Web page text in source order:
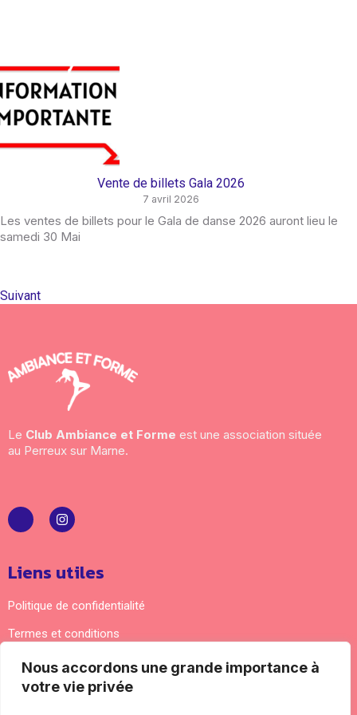
Nous accordons une grande importance à
votre vie privée
Vente de billets Gala 2026
7 avril 2026
Les ventes de billets pour le Gala de danse 2026 auront lieu le
samedi 30 Mai
Suivant
Le Club Ambiance et Forme est une association située
au Perreux sur Marne.
Liens utiles
Politique de confidentialité
Termes et conditions
Nous contacter